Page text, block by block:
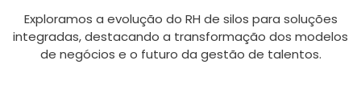
Exploramos a evolução do RH de silos para soluções
integradas, destacando a transformação dos modelos
de negócios e o futuro da gestão de talentos.